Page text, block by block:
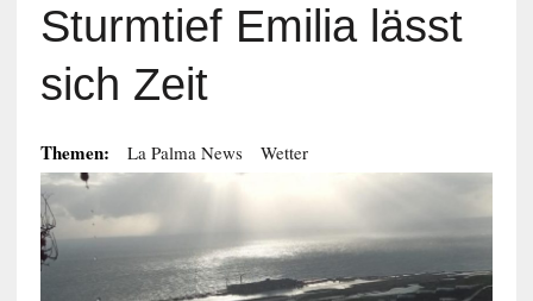
Sturmtief Emilia lässt
sich Zeit
Themen: La Palma News Wetter